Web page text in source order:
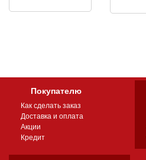
Покупателю
Как сделать заказ
Доставка и оплата
Акции
Кредит